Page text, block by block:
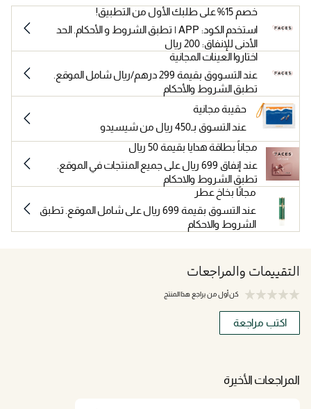
خصم 15% على طلبك الأول من التطبيق!
استخدم الكود: APP | تطبق الشروط و الأحكام. الحد
الأدنى للإنفاق: 200 ريال
اختاروا العينات المجانية
عند التسووق بقيمة 299 درهم/ريال شامل الموقع.
تطبق الشروط والأحكام
حقيبة مجانية
عند التسوق بـ450 ريال من شيسيدو
مجاناً بطاقة هدايا بقيمة 50 ريال
عند إنفاق 699 ريال على جميع المنتجات في الموقع.
تطبق الشروط والاحكام
مجانًا بخاخ عطر
عند التسوق بقيمة 699 ريال على شامل الموقع. تطبق
الشروط والاحكام
التقييمات والمراجعات
كن أول من يراجع هذا المنتج
اكتب مراجعة
المراجعات الأخيرة